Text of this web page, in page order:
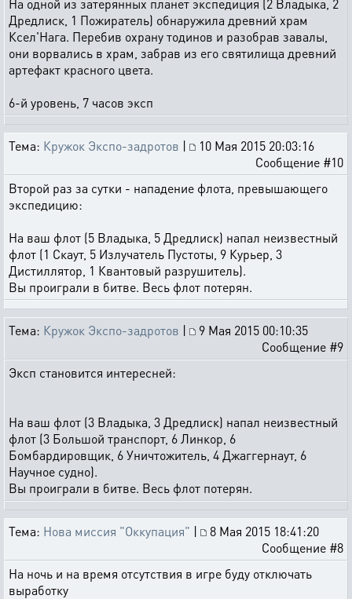
На одной из затерянных планет экспедиция (2 Владыка, 2
Дредлиск, 1 Пожиратель) обнаружила древний храм
Ксел'Нага. Перебив охрану тодинов и разобрав завалы,
они ворвались в храм, забрав из его святилища древний
артефакт красного цвета.
6-й уровень, 7 часов эксп
Тема: Кружок Экспо-задротов |
10 Мая 2015 20:03:16
Сообщение #10
Второй раз за сутки - нападение флота, превышающего
экспедицию:
На ваш флот (5 Владыка, 5 Дредлиск) напал неизвестный
флот (1 Скаут, 5 Излучатель Пустоты, 9 Курьер, 3
Дистиллятор, 1 Квантовый разрушитель).
Вы проиграли в битве. Весь флот потерян.
Тема: Кружок Экспо-задротов |
9 Мая 2015 00:10:35
Сообщение #9
Эксп становится интересней:
На ваш флот (3 Владыка, 3 Дредлиск) напал неизвестный
флот (3 Большой транспорт, 6 Линкор, 6
Бомбардировщик, 6 Уничтожитель, 4 Джаггернаут, 6
Научное судно).
Вы проиграли в битве. Весь флот потерян.
Тема: Нова миссия "Оккупация" |
8 Мая 2015 18:41:20
Сообщение #8
На ночь и на время отсутствия в игре буду отключать
выработку